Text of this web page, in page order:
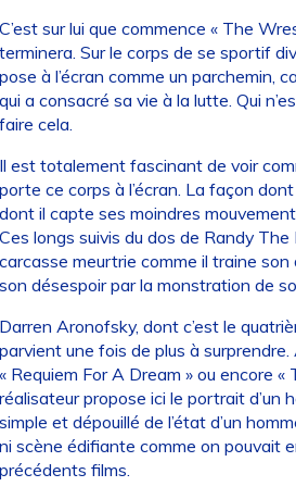
sur lui que commence « The
Sur le corps de se sportif
à l’écran comme un parchemin,
a consacré sa vie à la lutte. Qui
cela.
est totalement fascinant de voir
ce corps à l’écran. La façon
il capte ses moindres
longs suivis du dos de Randy
meurtrie comme il traine
désespoir par la monstration de
Aronofsky, dont c’est le
une fois de plus à surprendre.
Requiem For A Dream » ou encore «
propose ici le portrait d’un
et dépouillé de l’état d’un
scène édifiante comme on pouvait
films.